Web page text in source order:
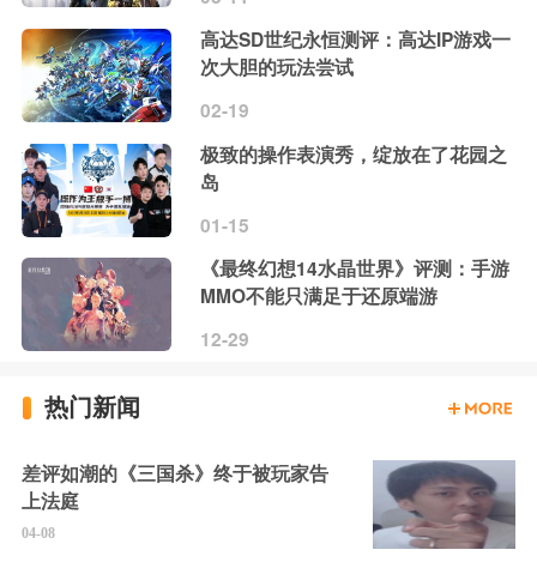
高达SD世纪永恒测评：高达IP游戏一
次大胆的玩法尝试
02-19
极致的操作表演秀，绽放在了花园之
岛
01-15
《最终幻想14水晶世界》评测：手游
MMO不能只满足于还原端游
12-29
热门新闻
差评如潮的《三国杀》终于被玩家告
上法庭
04-08